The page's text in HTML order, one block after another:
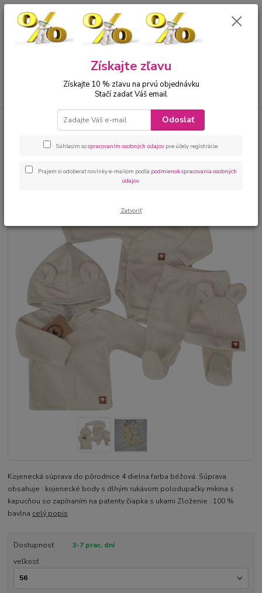
00421 905 612848 za0 €
Detské oblečenie do pôrodnice
Súprava do pôrodnice 4
Súprava do pôrodnice 4 dielna
béžová
Kojenecká súprava do pôrodnice 4 dielna farba béžová. Súprava
obsahuje : kojenecké body s dlhým rukávom polodupačky mikina s
kapucňou so zapínaním na patenty čiapka s ukami Zloženie : 100 %
bavlna celý popis
Dostupnosť
3-7 prac. dní
veľkosť
Získajte zľavu
Získajte 10 % zľavu na prvú objednávku
Stačí zadať Váš email
Odoslať
Súhlasím sospracovaním osobných údajov pre účely registrácie.
Prajem si odoberať novinky e-mailom podľa podmienok spracovania osobných
údajov.
Zatvoriť